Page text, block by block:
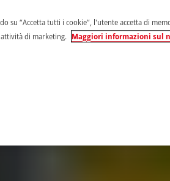
su “Accetta tutti i cookie”, l'utente accetta di
di marketing. Maggiori informazioni sul